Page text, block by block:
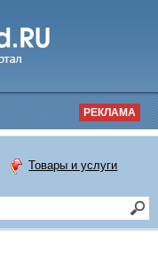
РЕКЛАМА
Товары и услуги